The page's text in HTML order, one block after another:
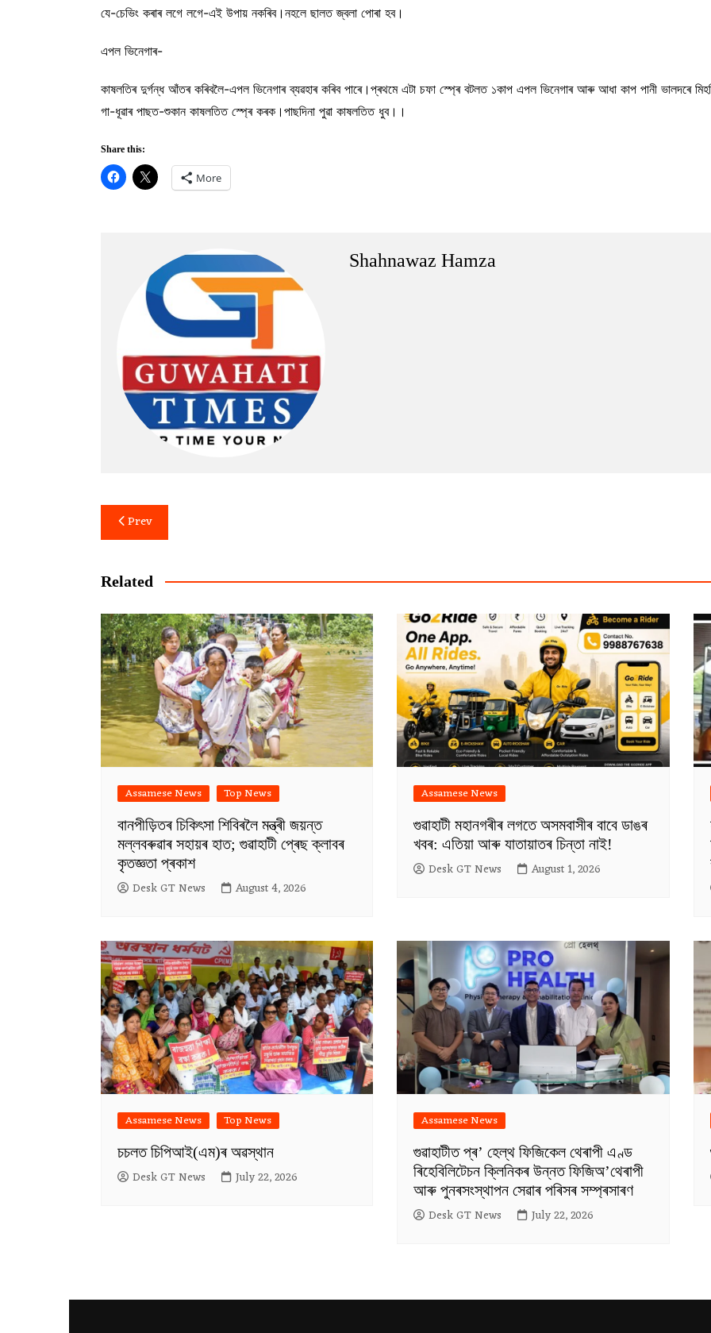
যে-চেভিং কৰাৰ লগে লগে-এই উপায় নকৰিব।নহলে ছালত জ্বলা পোৰা হব।
এপল ভিনেগাৰ-
কাষলতিৰ দুৰ্গন্ধ আঁতৰ কৰিবলৈ-এপল ভিনেগাৰ ব্যৱহাৰ কৰিব পাৰে।প্ৰথমে এটা চফা স্প্ৰে বটলত ১কাপ এপল ভিনেগাৰ আৰু আধা কাপ পানী ভালদৰে
গা-ধূৱাৰ পাছত-শুকান কাষলতিত স্প্ৰে কৰক।পাছদিনা পুৱা কাষলতিত ধুব।।
Share this:
More
Shahnawaz Hamza
Post
navigation
Prev
Related
Assamese News Top News
বানপীড়িতৰ চিকিৎসা শিবিৰলৈ মন্ত্ৰী জয়ন্ত
মল্লবৰুৱাৰ সহায়ৰ হাত; গুৱাহাটী প্ৰেছ ক্লাবৰ
কৃতজ্ঞতা প্ৰকাশ
Desk GT News August 4, 2026
Assamese News
গুৱাহাটী মহানগৰীৰ লগতে অসমবাসীৰ বাবে ডাঙৰ
খবৰ: এতিয়া আৰু যাতায়াতৰ চিন্তা নাই!
Desk GT News August 1, 2026
Assamese News Top News
চচলত চিপিআই(এম)ৰ অৱস্থান
Desk GT News July 22, 2026
Assamese News
গুৱাহাটীত প্ৰ’ হেল্থ ফিজিকেল থেৰাপী এণ্ড
ৰিহেবিলিটেচন ক্লিনিকৰ উন্নত ফিজিঅ’থেৰাপী
আৰু পুনৰসংস্থাপন সেৱাৰ পৰিসৰ সম্প্ৰসাৰণ
Desk GT News July 22, 2026